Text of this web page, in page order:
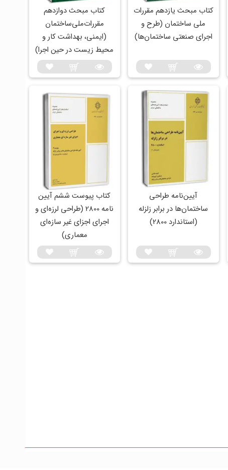
کتاب مبحث یازدهم مقررات‌
ملی‌ ساختمان (طرح‌ و‌
اجرای‌ صنعتی ساختمان‌ها)
کتاب مبحث دوازدهم
مقررات‌ملی‌ساختمان
(ایمنی، بهداشت کار و
محیط زیست در حین اجرا)
آیین‌نامه طراحی
ساختمان‌ها در برابر زلزله
(استاندارد 2800)
کتاب پیوست ششم آیین
نامه 2800 (طراحی لرزه‌ای و
اجرای اجزای غیر سازه‌ای
معماری)